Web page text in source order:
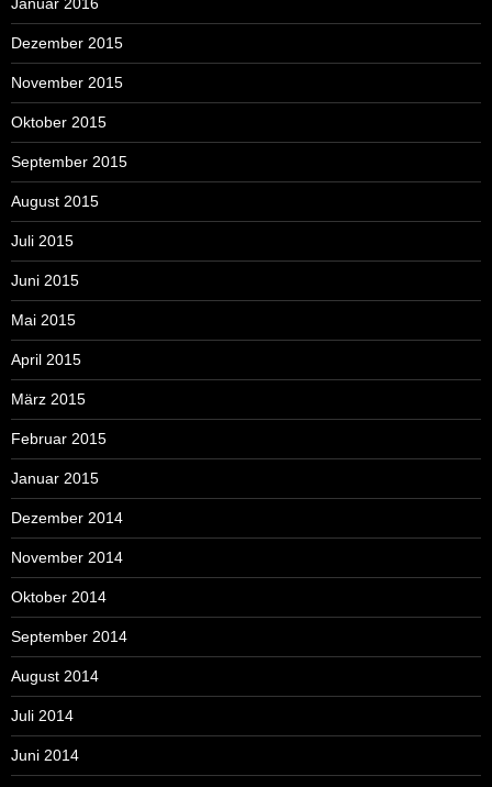
Dezember 2015
November 2015
Oktober 2015
September 2015
August 2015
Juli 2015
Juni 2015
Mai 2015
April 2015
März 2015
Februar 2015
Januar 2015
Dezember 2014
November 2014
Oktober 2014
September 2014
August 2014
Juli 2014
Juni 2014